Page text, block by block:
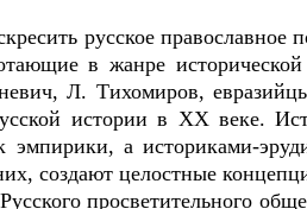
русское
в жанре
Л. Тихомиров,
истории в ХХ веке.
эмпирики, а историками-
создают целостные
просветительного